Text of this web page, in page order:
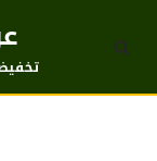
تخطى